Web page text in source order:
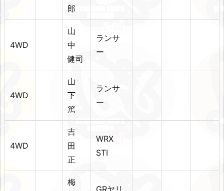
郎
4WD
山
中
健司
ランサ
ー
4WD
山
下
篤
ランサ
ー
4WD
吉
田
正
WRX
STI
梅
GRヤリ